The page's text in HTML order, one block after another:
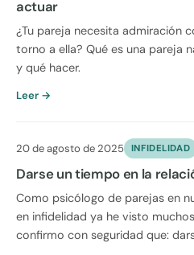
actuar
¿Tu pareja necesita admiración
torno a ella? Qué es una pareja
y qué hacer.
Leer →
20 de agosto de 2025 INFIDELIDAD
Darse un tiempo en la
Como psicólogo de parejas en
en infidelidad ya he visto
confirmo con seguridad que: